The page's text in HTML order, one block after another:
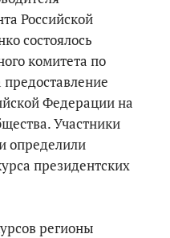
Российской
состоялось
комитета по
Федерации на
Участники
определили
президентских
регионы